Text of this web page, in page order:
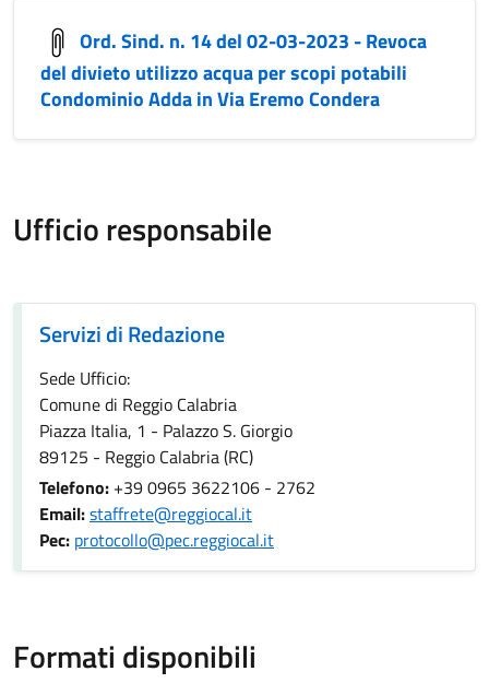
Ord. Sind. n. 14 del 02-03-2023 - Revoca
del divieto utilizzo acqua per scopi potabili
Condominio Adda in Via Eremo Condera
Ufficio responsabile
Servizi di Redazione
Sede Ufficio:
Comune di Reggio Calabria
Piazza Italia, 1 - Palazzo S. Giorgio
89125 - Reggio Calabria (RC)
Telefono: +39 0965 3622106 - 2762
Email:staffrete@reggiocal.it
Pec: protocollo@pec.reggiocal.it
Formati disponibili